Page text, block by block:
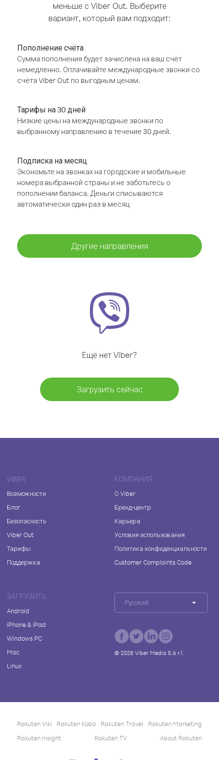
меньше с Viber Out. Выберите
вариант, который вам подходит:
Пополнение счёта
Сумма пополнения будет зачислена на ваш счёт
немедленно. Оплачивайте международные звонки со
счёта Viber Out по выгодным ценам.
Тарифы на 30 дней
Низкие цены на международные звонки по
выбранному направлению в течение 30 дней.
Подписка на месяц
Экономьте на звонках на городские и мобильные
номера выбранной страны и не заботьтесь о
пополнении баланса. Деньги списываются
автоматически один раз в месяц
Другие направления
Ещё нет Viber?
Загрузить сейчас
VIBER
Возможности
Блог
Безопасность
Viber Out
Тарифы
Поддержка
КОМПАНИЯ
О Viber
Бренд-центр
Карьера
Условия использования
Политика конфиденциальности
Customer Complaints Code
ЗАГРУЗИТЬ
Android
iPhone & iPad
Windows PC
Mac
Linux
Русский
© 2026Viber Media S.à r.l.
Rakuten Viki Rakuten Kobo Rakuten Travel
Rakuten Marketing
Rakuten Insight
Rakuten TV About Rakuten